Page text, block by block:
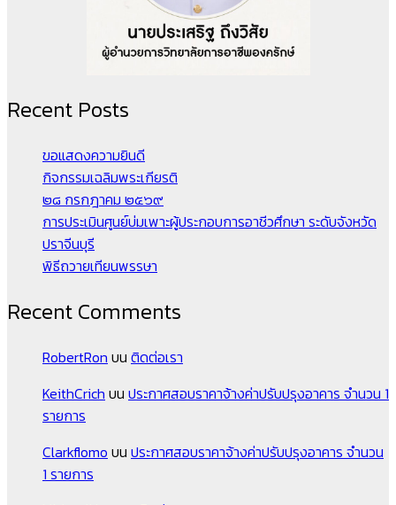
Recent Posts
ขอแสดงความยินดี
กิจกรรมเฉลิมพระเกียรติ
๒๘ กรกฎาคม ๒๕๖๙
การประเมินศูนย์บ่มเพาะผู้ประกอบการอาชีวศึกษา ระดับจังหวัด
ปราจีนบุรี
พิธีถวายเทียนพรรษา
Recent Comments
RobertRon บน ติดต่อเรา
KeithCrich บน ประกาศสอบราคาจ้างค่าปรับปรุงอาคาร จำนวน 1
รายการ
Clarkflomo บน ประกาศสอบราคาจ้างค่าปรับปรุงอาคาร จำนวน
1 รายการ